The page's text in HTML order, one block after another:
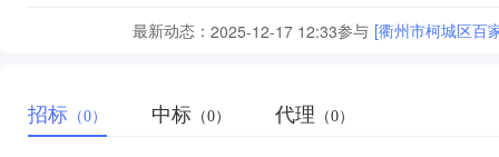
最新动态： 2025-12-17 12:33参与 [衢州市柯城区百
招标 （0） 中标 （0） 代理 （0）